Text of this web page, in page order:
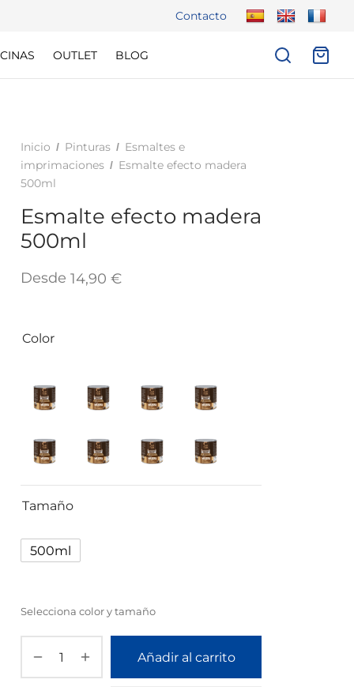
Contacto
OUTLET BLOG
Inicio / Pinturas / Esmaltes e
imprimaciones / Esmalte efecto madera
500ml
Esmalte efecto madera
500ml
Desde 14,90 €
Color
Tamaño
500ml
Selecciona color y tamaño
Añadir al carrito